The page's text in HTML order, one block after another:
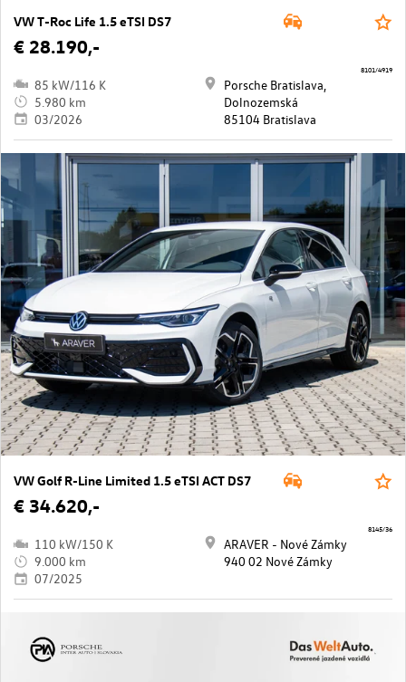
VW T-Roc Life 1.5 eTSI DS7
€ 28.190,-
85 kW/116 K
5.980 km
03/2026
Porsche Bratislava,
Dolnozemská
85104 Bratislava
8101/4919
VW Golf R-Line Limited 1.5 eTSI ACT DS7
€ 34.620,-
110 kW/150 K
9.000 km
07/2025
ARAVER - Nové Zámky
940 02 Nové Zámky
8145/36